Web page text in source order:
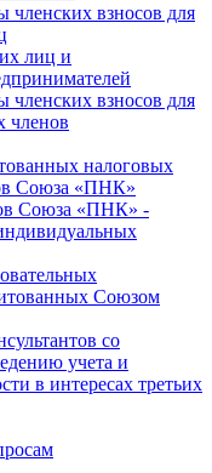
членских взносов для
лиц и
членских взносов для
членов
налоговых
Союза «ПНК»
Союза «ПНК» -
Союзом
со
учета и
в интересах третьих